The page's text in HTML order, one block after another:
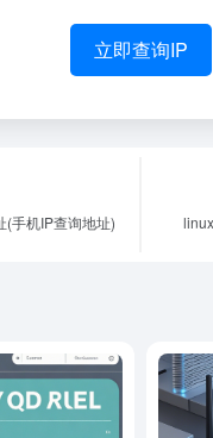
立即查询IP
(手机IP查询地址)